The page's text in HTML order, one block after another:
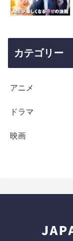
カテゴリー
アニメ
ドラマ
映画